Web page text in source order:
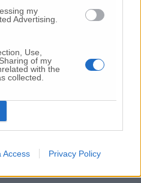
my
Advertising.
Use,
of my
with the
collected.
Access Privacy Policy
home